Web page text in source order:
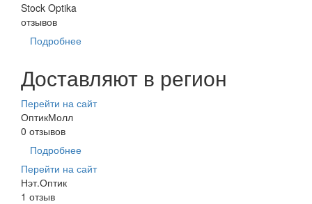
Stock Optika
отзывов
Подробнее
Доставляют в регион
Перейти на сайт
ОптикМолл
0 отзывов
Подробнее
Перейти на сайт
Нэт.Оптик
1 отзыв